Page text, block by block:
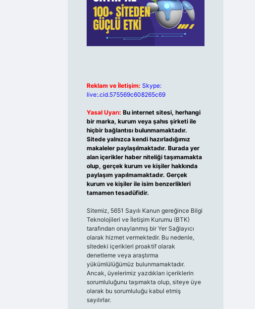
Reklam ve İletişim: Skype:
live:.cid.575569c608265c69
Yasal Uyarı: Bu internet sitesi, herhangi
bir marka, kurum veya şahıs şirketi ile
hiçbir bağlantısı bulunmamaktadır.
Sitede yalnızca kendi hazırladığımız
makaleler paylaşılmaktadır. Burada yer
alan içerikler haber niteliği taşımamakta
olup, gerçek kurum ve kişiler hakkında
paylaşım yapılmamaktadır. Gerçek
kurum ve kişiler ile isim benzerlikleri
tamamen tesadüfidir.
Sitemiz, 5651 Sayılı Kanun gereğince Bilgi
Teknolojileri ve İletişim Kurumu (BTK)
tarafından onaylanmış bir Yer Sağlayıcı
olarak hizmet vermektedir. Bu nedenle,
sitedeki içerikleri proaktif olarak
denetleme veya araştırma
yükümlülüğümüz bulunmamaktadır.
Ancak, üyelerimiz yazdıkları içeriklerin
sorumluluğunu taşımakta olup, siteye üye
olarak bu sorumluluğu kabul etmiş
sayılırlar.